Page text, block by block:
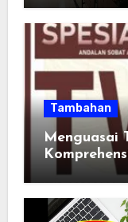
Tambahan
Menguasai